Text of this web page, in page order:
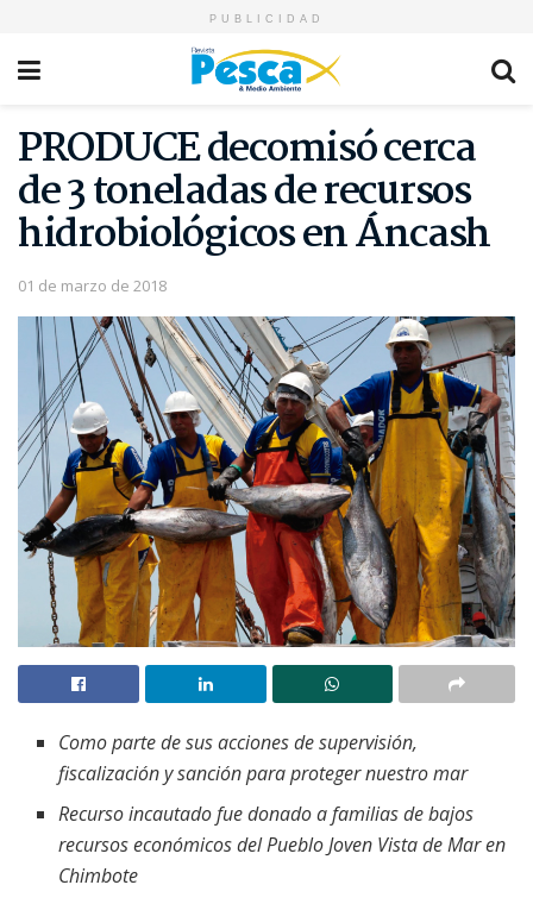
PUBLICIDAD
PRODUCE decomisó cerca
de 3 toneladas de recursos
hidrobiológicos en Áncash
01 de marzo de 2018
Como parte de sus acciones de supervisión,
fiscalización y sanción para proteger nuestro mar
Recurso incautado fue donado a familias de bajos
recursos económicos del Pueblo Joven Vista de Mar en
Chimbote